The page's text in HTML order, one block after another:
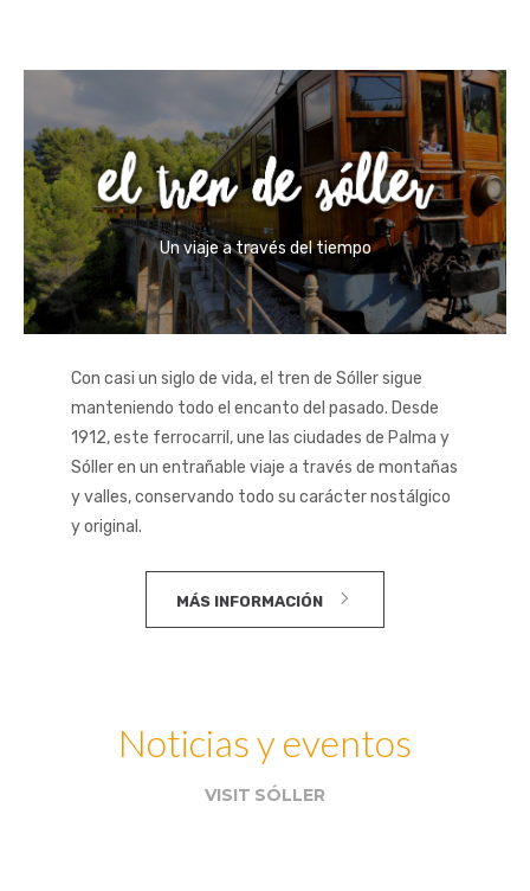
Un viaje a través del tiempo
Con casi un siglo de vida, el tren de Sóller sigue
manteniendo todo el encanto del pasado. Desde
1912, este ferrocarril, une las ciudades de Palma y
Sóller en un entrañable viaje a través de montañas
y valles, conservando todo su carácter nostálgico
y original.
MÁS INFORMACIÓN
Noticias y eventos
VISIT SÓLLER